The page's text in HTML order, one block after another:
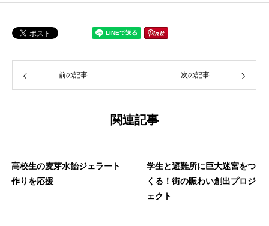
前の記事 次の記事
関連記事
高校生の麦芽水飴ジェラート
作りを応援
学生と避難所に巨大迷宮をつ
くる！街の賑わい創出プロジ
ェクト